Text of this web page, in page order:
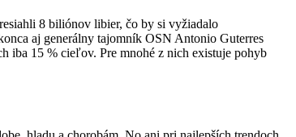
8 biliónov libier, čo by si vyžiadalo
aj generálny tajomník OSN Antonio Guterres
iba 15 % cieľov. Pre mnohé z nich existuje pohyb